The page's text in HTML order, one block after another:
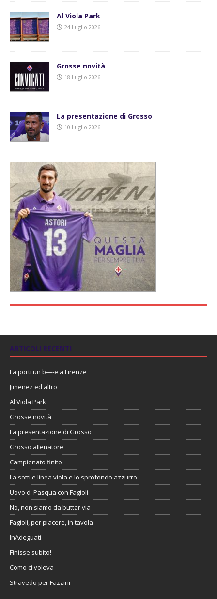
Al Viola Park
24 Luglio 2026
Grosse novità
18 Luglio 2026
La presentazione di Grosso
10 Luglio 2026
ARTICOLI RECENTI
La porti un b—-e a Firenze
Jimenez ed altro
Al Viola Park
Grosse novità
La presentazione di Grosso
Grosso allenatore
Campionato finito
La sottile linea viola e lo sprofondo azzurro
Uovo di Pasqua con Fagioli
No, non siamo da buttar via
Fagioli, per piacere, in tavola
InAdeguati
Finisse subito!
Como ci voleva
Stravedo per Fazzini